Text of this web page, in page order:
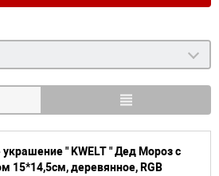
украшение " KWELT " Дед Мороз с
15*14,5см, деревянное, RGB